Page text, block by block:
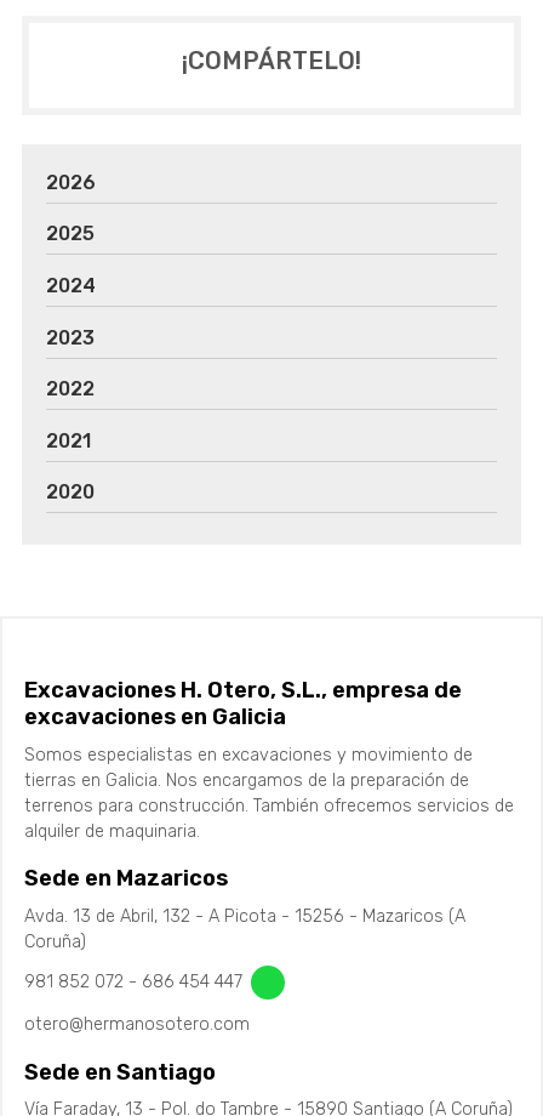
¡COMPÁRTELO!
2026
2025
2024
2023
2022
2021
2020
Excavaciones H. Otero, S.L., empresa de
excavaciones en Galicia
Somos especialistas en excavaciones y movimiento de
tierras en Galicia. Nos encargamos de la preparación de
terrenos para construcción. También ofrecemos servicios de
alquiler de maquinaria.
Sede en Mazaricos
Avda. 13 de Abril, 132 - A Picota - 15256 - Mazaricos (A
Coruña)
981 852 072 - 686 454 447
otero@hermanosotero.com
Sede en Santiago
Vía Faraday, 13 - Pol. do Tambre - 15890 Santiago (A Coruña)